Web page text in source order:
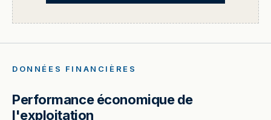
DONNÉES FINANCIÈRES
Performance économique de
l'exploitation